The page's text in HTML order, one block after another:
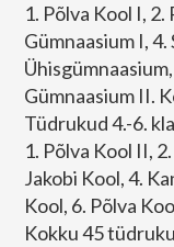
1. Põlva Kool I,
Gümnaasium I,
Gümnaasium II.
Tüdrukud 4.-6.
1. Põlva Kool II,
Jakobi Kool, 4.
Kool, 6. Põlva
Kokku 45